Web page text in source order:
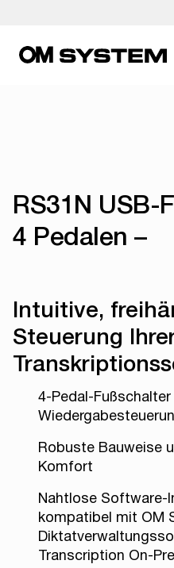
RS31N
4 Pedalen –
Intuitive,
Steuerung
4-Pedal-
Robuste Bauweise
Komfort
Nahtlose Software-
kompatibel mit OM
Transcription On-